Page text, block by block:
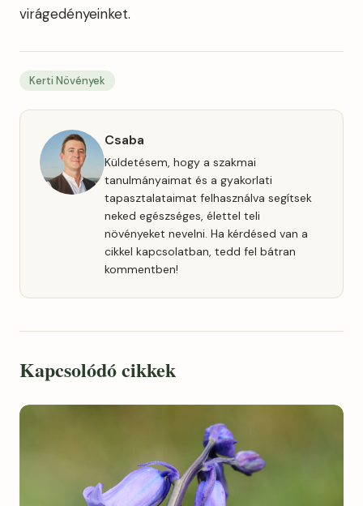
virágedényeinket.
Kerti Növények
Csaba
Küldetésem, hogy a szakmai
tanulmányaimat és a gyakorlati
tapasztalataimat felhasználva segítsek
neked egészséges, élettel teli
növényeket nevelni. Ha kérdésed van a
cikkel kapcsolatban, tedd fel bátran
kommentben!
Kapcsolódó cikkek